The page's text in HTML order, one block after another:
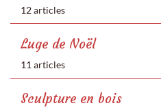
12 articles
Luge de Noël
11 articles
Sculpture en bois